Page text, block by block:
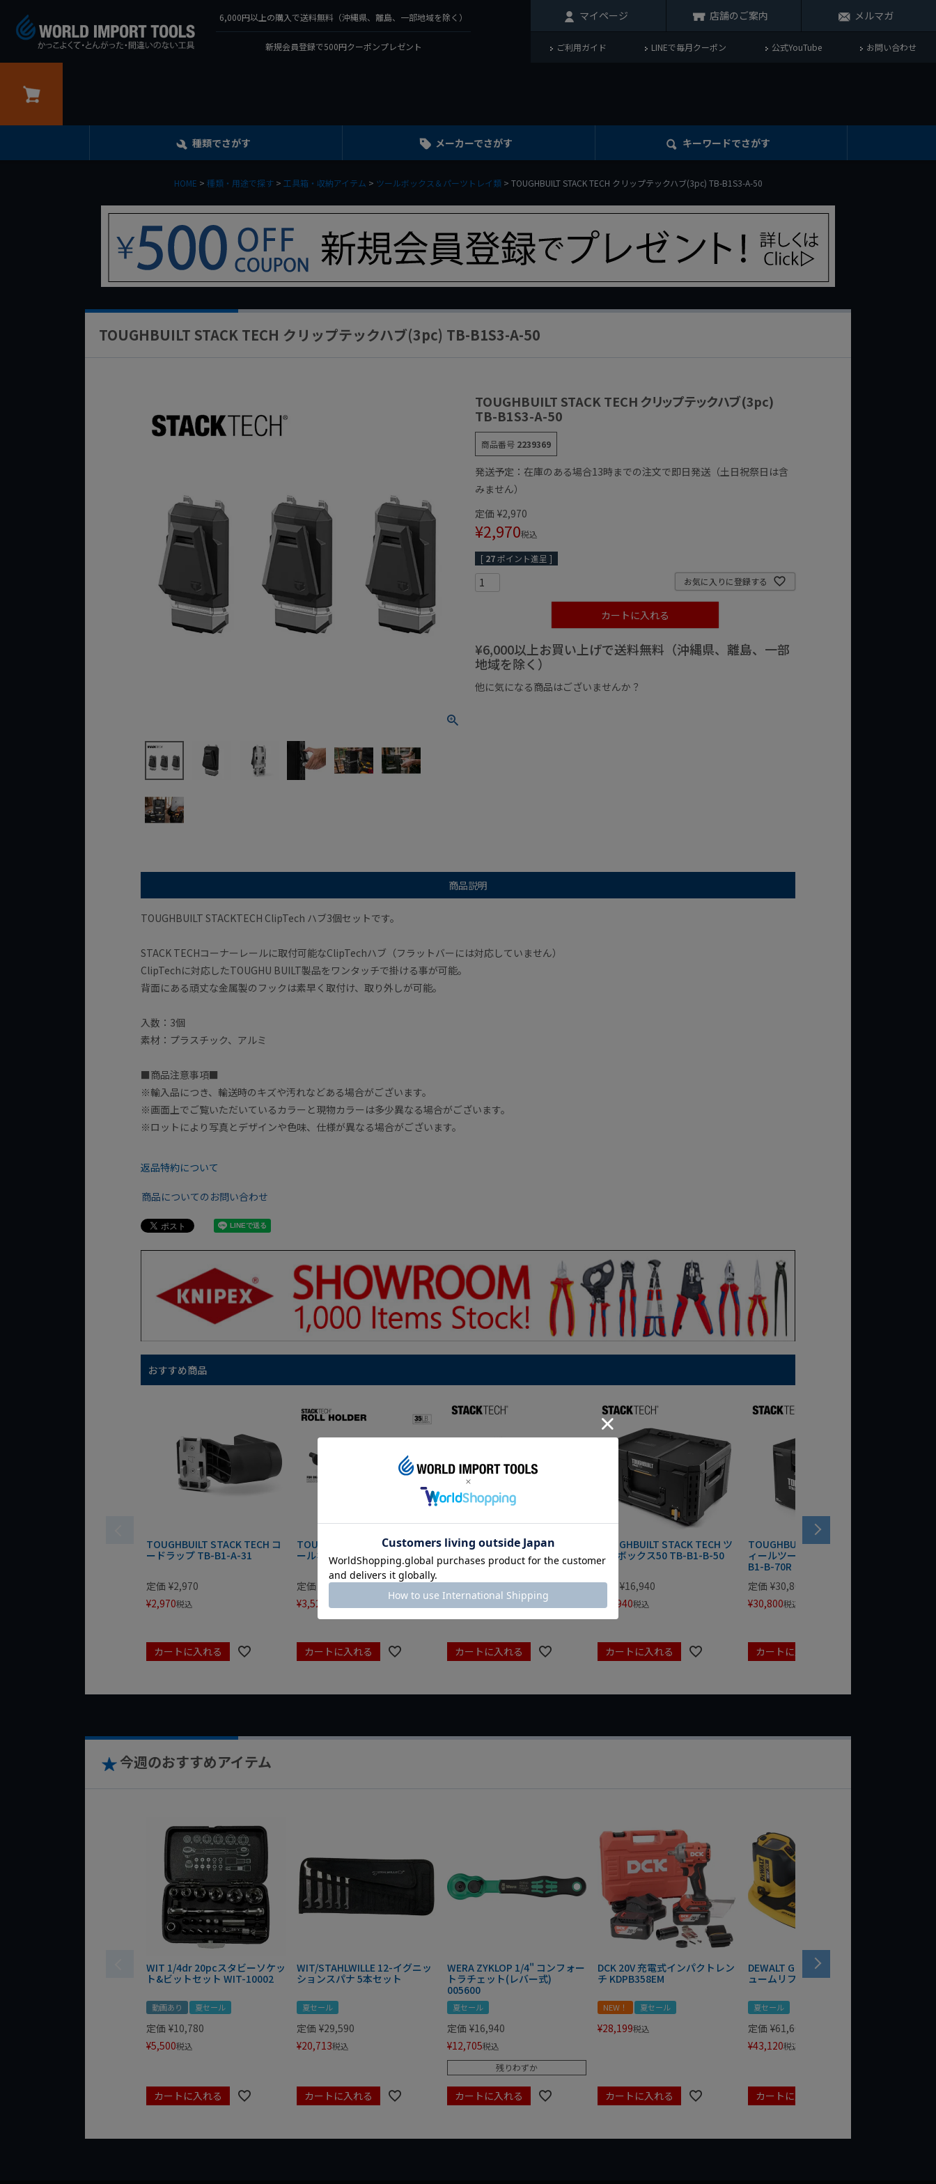
6,000円以上の購入で送料無料（沖縄県、離島、一部地域を除く）
新規会員登録で500円クーポンプレゼント
マイページ 店舗のご案内 メルマガ
ご利用ガイド LINEで毎月クーポン 公式YouTube お問い合わせ
種類でさがす メーカーでさがす キーワードでさがす
HOME 種類・用途で探す 工具箱・収納アイテム ツールボックス＆パーツトレイ類 TOUGHBUILT STACK TECH クリップテックハブ(3pc) TB-B1S3-A-50
TOUGHBUILT STACK TECH クリップテックハブ(3pc) TB-B1S3-A-50
TOUGHBUILT STACK TECH クリップテックハブ(3pc)
TB-B1S3-A-50
商品番号 2239369
発送予定：在庫のある場合13時までの注文で即日発送（土日祝祭日は含
みません）
定価 ¥2,970
¥2,970税込
[ 27ポイント進呈 ]
お気に入りに登録する
カートに入れる
¥6,000以上お買い上げで送料無料（沖縄県、離島、一部
地域を除く）
他に気になる商品はございませんか？
商品説明
TOUGHBUILT STACKTECH ClipTech ハブ3個セットです。
STACK TECHコーナーレールに取付可能なClipTechハブ（フラットバーには対応していません）
ClipTechに対応したTOUGHU BUILT製品をワンタッチで掛ける事が可能。
背面にある頑丈な金属製のフックは素早く取付け、取り外しが可能。
入数：3個
素材：プラスチック、アルミ
■商品注意事項■
※輸入品につき、輸送時のキズや汚れなどある場合がございます。
※画面上でご覧いただいているカラーと現物カラーは多少異なる場合がございます。
※ロットにより写真とデザインや色味、仕様が異なる場合がございます。
返品特約について
商品についてのお問い合わせ
おすすめ商品
TOUGHBUILT STACK TECH コ
ードラップ TB-B1-A-31
定価 ¥2,970
¥2,970税込
カートに入れる
TOUGHBUILT STACK TECH ロ
ールホルダー TB-B1-A-32
定価
3,520
¥3,520
カートに入れる
TOUGHBUILT STACK TECH ツ
ールボックス30 TB-B1-B-30
定価 ¥15,950
¥15,950
カートに入れる
TOUGHBUILT STACK TECH ツ
ールボックス50 TB-B1-B-50
定価 ¥16,940
16,940税込
カートに入れる
TOUGHBUILT STACK TECH ウ
ィールツールボックス70 TB-
B1-B-70R
定価 ¥30,800
¥30,800税込
カートに入れる
今週のおすすめアイテム
WIT 1/4dr 20pcスタビーソケッ
ト&ビットセット WIT-10002
動画あり 夏セール
定価 ¥10,780
¥5,500税込
カートに入れる
WIT/STAHLWILLE 12-イグニッ
ションスパナ 5本セット
夏セール
定価 ¥29,590
¥20,713税込
カートに入れる
WERA ZYKLOP 1/4" コンフォー
トラチェット(レバー式)
005600
夏セール
定価 ¥16,940
¥12,705税込
残りわずか
カートに入れる
DCK 20V 充電式インパクトレン
チ KDPB358EM
NEW！ 夏セール
¥28,199税込
カートに入れる
DEWALT GRABO 18V電動バキ
ュームリフター DCE590N-XJ
夏セール
定価 ¥61,600
¥43,120税込
カートに入れる